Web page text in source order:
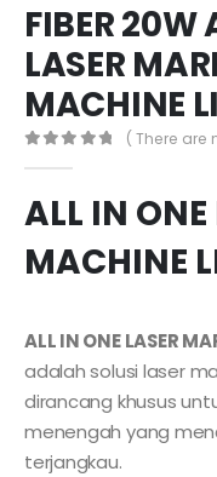
FIBER 20W
LASER
MACHINE
( There are
ALL IN
MACHINE
ALL IN ONE LASER
adalah solusi laser
dirancang khusus
menengah yang
terjangkau.